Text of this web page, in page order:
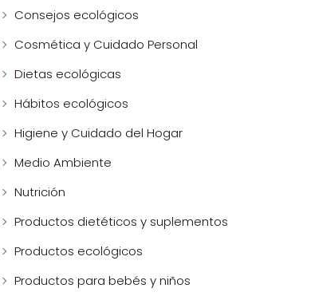
Consejos ecológicos
Cosmética y Cuidado Personal
Dietas ecológicas
Hábitos ecológicos
Higiene y Cuidado del Hogar
Medio Ambiente
Nutrición
Productos dietéticos y suplementos
Productos ecológicos
Productos para bebés y niños